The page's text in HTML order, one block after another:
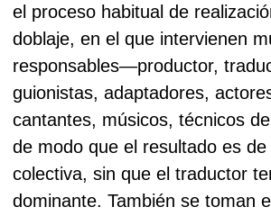
el proceso habitual de
doblaje, en el que intervienen
responsables—productor,
guionistas, adaptadores,
cantantes, músicos, técnicos
de modo que el resultado es
colectiva, sin que el traductor
dominante. También se toman